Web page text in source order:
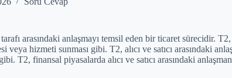
arasındaki anlaşmayı temsil eden bir ticaret sürecidir.
veya hizmeti sunması gibi. T2, alıcı ve satıcı arasındaki
T2, finansal piyasalarda alıcı ve satıcı arasındaki